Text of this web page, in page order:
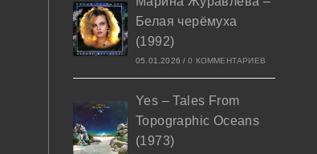
Белая черёмуха
(1992)
05.01.2026 / 0 КОММЕНТАРИЕВ
Yes – Tales From
Topographic Oceans
(1973)